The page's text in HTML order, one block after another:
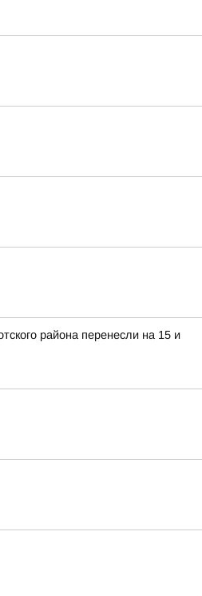
района перенесли на 15 и